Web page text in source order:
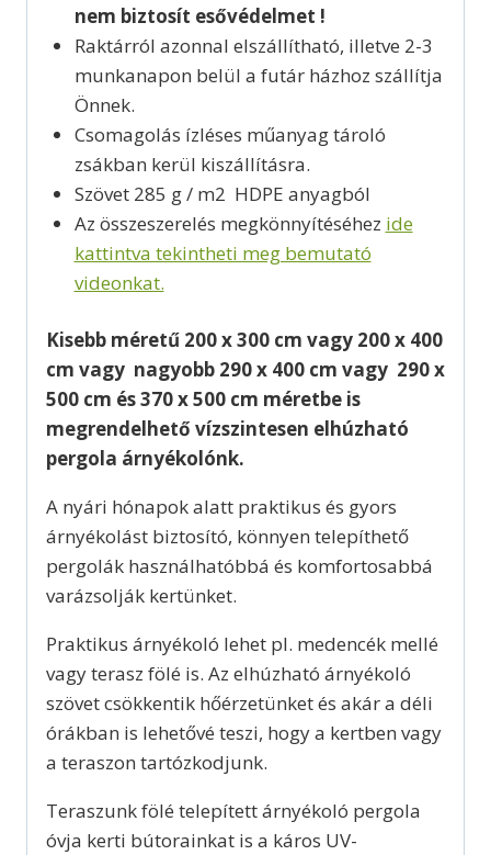
nem biztosít esővédelmet !
Raktárról azonnal elszállítható, illetve 2-3
munkanapon belül a futár házhoz szállítja
Önnek.
Csomagolás ízléses műanyag tároló
zsákban kerül kiszállításra.
Szövet 285 g / m2 HDPE anyagból
Az összeszerelés megkönnyítéséhez ide
kattintva tekintheti meg bemutató
videonkat.
Kisebb méretű 200 x 300 cm vagy 200 x 400
cm vagy nagyobb 290 x 400 cm vagy 290 x
500 cm és 370 x 500 cm méretbe is
megrendelhető vízszintesen elhúzható
pergola árnyékolónk.
A nyári hónapok alatt praktikus és gyors
árnyékolást biztosító, könnyen telepíthető
pergolák használhatóbbá és komfortosabbá
varázsolják kertünket.
Praktikus árnyékoló lehet pl. medencék mellé
vagy terasz fölé is. Az elhúzható árnyékoló
szövet csökkentik hőérzetünket és akár a déli
órákban is lehetővé teszi, hogy a kertben vagy
a teraszon tartózkodjunk.
Teraszunk fölé telepített árnyékoló pergola
óvja kerti bútorainkat is a káros UV-